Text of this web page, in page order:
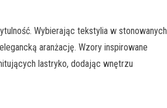
Wybierając tekstylia w stonowanych
aranżację. Wzory inspirowane
lastryko, dodając wnętrzu